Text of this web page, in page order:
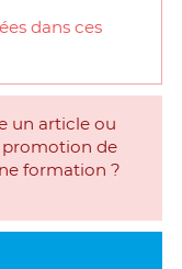
dans ces
un article ou
promotion de
formation ?